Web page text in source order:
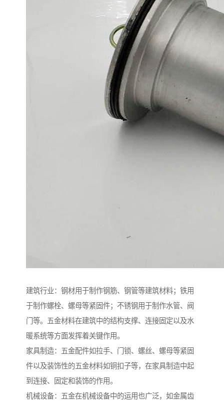
建筑行业：钢材用于制作钢筋、钢管等建筑材料；铁用
于制作螺栓、螺母等紧固件；不锈钢用于制作水管、阀
门等。五金材料在建筑中的结构支撑、连接固定以及水
暖系统等方面发挥着关键作用。
家具制造：五金配件如拉手、门锁、螺丝、螺母等紧固
件以及装饰性的五金材料如铜扣子等，在家具制造中起
到连接、固定和装饰的作用。
机械设备：五金在机械设备中的运用也广泛，如金属齿